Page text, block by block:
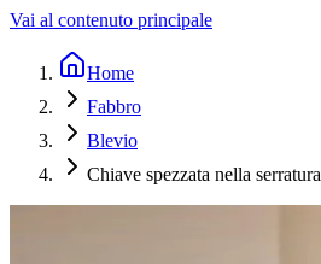
Vai al contenuto principale
Home
Fabbro
Blevio
Chiave spezzata nella serratura